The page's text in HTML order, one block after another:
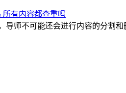
所有内容都查重吗
导师不可能还会进行内容的分割